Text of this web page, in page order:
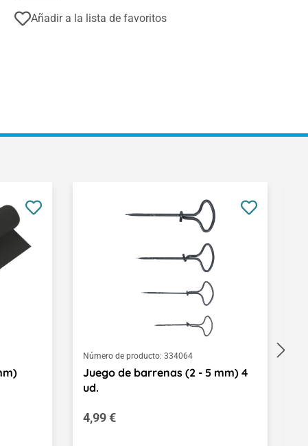
Añadir a la lista de favoritos
Número de producto: 334064
Juego de barrenas (2 - 5 mm) 4
ud.
Precio normal:
4,99 €